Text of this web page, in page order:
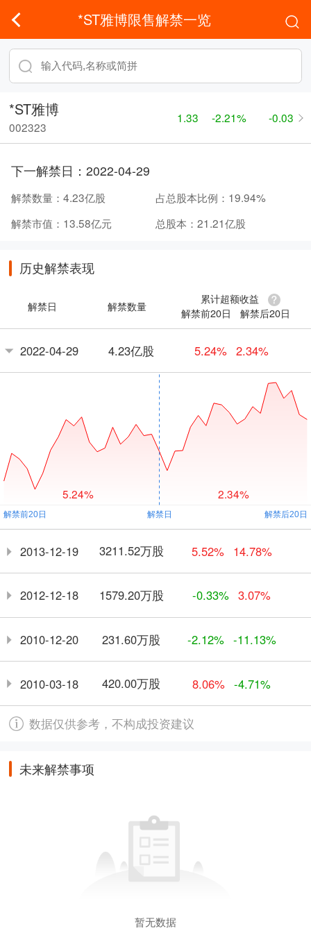
*ST雅博限售解禁一览
*ST雅博
002323
1.33 -2.21% -0.03
下一解禁日： 2022-04-29
解禁数量： 4.23亿股 占总股本比例： 19.94%
解禁市值： 13.58亿元 总股本： 21.21亿股
历史解禁表现
解禁日 解禁数量
累计超额收益
解禁前20日
解禁后20日
2022-04-29 4.23亿股 5.24% 2.34%
5.24% 2.34%
2013-12-19 3211.52万股 5.52% 14.78%
2012-12-18 1579.20万股 -0.33% 3.07%
2010-12-20 231.60万股 -2.12% -11.13%
2010-03-18 420.00万股 8.06% -4.71%
数据仅供参考，不构成投资建议
未来解禁事项
暂无数据